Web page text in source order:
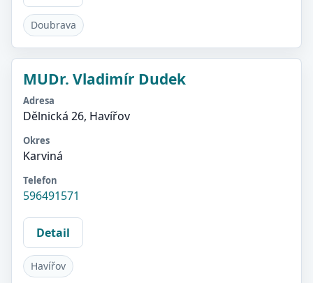
Doubrava
MUDr. Vladimír Dudek
Adresa
Dělnická 26, Havířov
Okres
Karviná
Telefon
596491571
Detail
Havířov